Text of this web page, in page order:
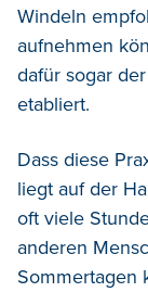
Windeln
aufnehmen
dafür sogar
etabliert.
Dass diese
liegt auf der
oft viele
anderen
Sommertagen